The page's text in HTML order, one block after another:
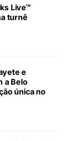
Live™
turnê
e
a Belo
única no